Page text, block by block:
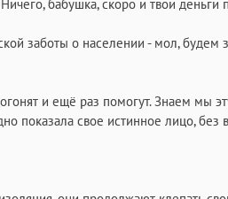
бабушка, скоро и твои деньги
заботы о населении - мол, будем
и ещё раз помогут. Знаем мы
показала свое истинное лицо, без